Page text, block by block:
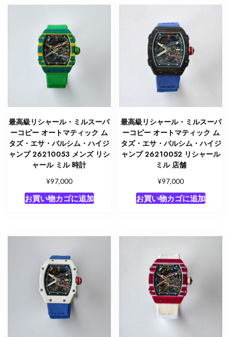
最高級リシャール・ミルスーパ
ーコピー オートマティック ム
タズ・エサ・バルシム・ハイジ
ャンプ 26210053 メンズ リシ
ャール ミル 時計
¥97,000
お買い物カゴに追加
最高級リシャール・ミルスーパ
ーコピー オートマティック ム
タズ・エサ・バルシム・ハイジ
ャンプ 26210052 リシャール
ミル 店舗
¥97,000
お買い物カゴに追加